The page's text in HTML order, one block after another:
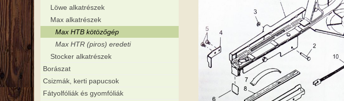
Löwe alkatrészek
Max alkatrészek
Max HTB kötözőgép
Max HTR (piros) eredeti
Stocker alkatrészek
Borászat
Csizmák, kerti papucsok
Fátyolfóliák és gyomfóliák